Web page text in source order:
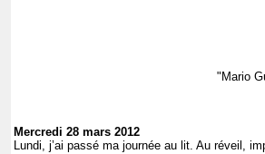
"Mario
Mercredi 28 mars 2012
Lundi, j’ai passé ma journée au lit. Au réveil,